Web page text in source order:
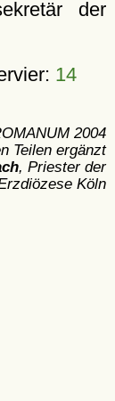
der
14
2004
Teilen ergänzt
, Priester der
Köln